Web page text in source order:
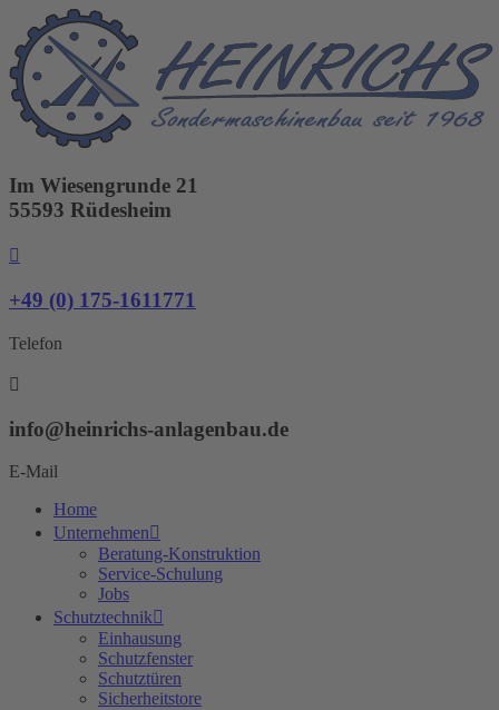
Inhalt
springen
Im Wiesengrunde 21
55593 Rüdesheim
+49 (0) 175-1611771
Telefon
info@heinrichs-anlagenbau.de
E-Mail
Home
Unternehmen
Beratung-Konstruktion
Service-Schulung
Jobs
Schutztechnik
Einhausung
Schutzfenster
Schutztüren
Sicherheitstore